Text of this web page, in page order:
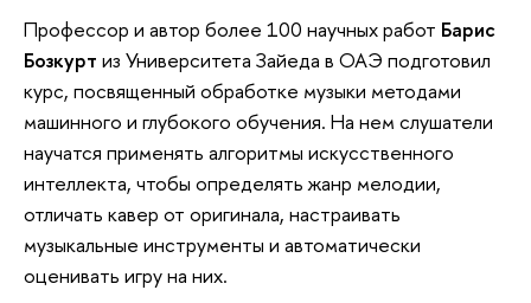
Профессор и автор более 100 научных работ Барис
Бозкурт из Университета Зайеда в ОАЭ подготовил
курс, посвященный обработке музыки методами
машинного и глубокого обучения. На нем слушатели
научатся применять алгоритмы искусственного
интеллекта, чтобы определять жанр мелодии,
отличать кавер от оригинала, настраивать
музыкальные инструменты и автоматически
оценивать игру на них.